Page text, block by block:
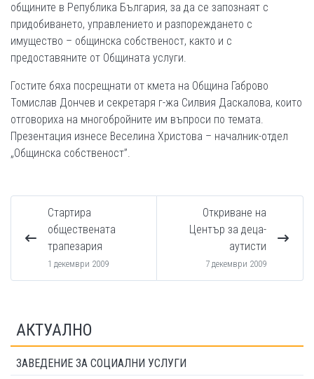
общините в Република България, за да се запознаят с
придобиването, управлението и разпореждането с
имущество – общинска собственост, както и с
предоставяните от Oбщината услуги.
Гостите бяха посрещнати от кмета на Община Габрово
Томислав Дончев и секретаря г-жа Силвия Даскалова, които
отговориха на многобройните им въпроси по темата.
Презентация изнесе Веселина Христова – началник-отдел
„Общинска собственост”.
Стартира
обществената
трапезария
1 декември 2009
Откриване на
Център за деца-
аутисти
7 декември 2009
АКТУАЛНО
ЗАВЕДЕНИЕ ЗА СОЦИАЛНИ УСЛУГИ